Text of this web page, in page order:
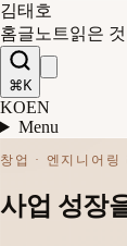
김태호
홈글 노트읽은 것
⌘K
KOEN
Menu
창업 · 엔지니어링
사업 성장